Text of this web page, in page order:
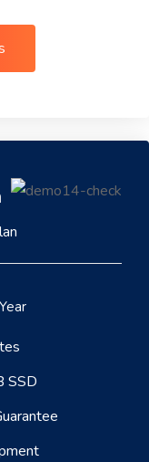
SSD